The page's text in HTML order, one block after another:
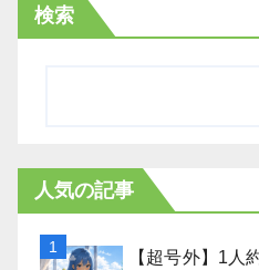
検索
人気の記事
【超号外】1人